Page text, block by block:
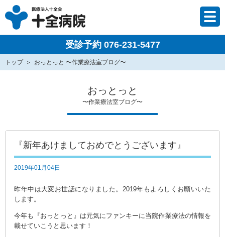
受診予約 076-231-5477
トップ おっとっと 〜作業療法室ブログ〜
おっとっと
〜作業療法室ブログ〜
『新年あけましておめでとうございます』
2019年01月04日
昨年中は大変お世話になりました。2019年もよろしくお願いいた
します。
今年も『おっとっと』は元気にファンキーに当院作業療法の情報を
載せていこうと思います！